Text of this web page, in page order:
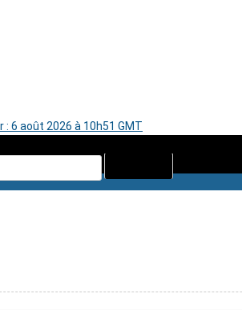
: 6 août 2026 à 10h51 GMT